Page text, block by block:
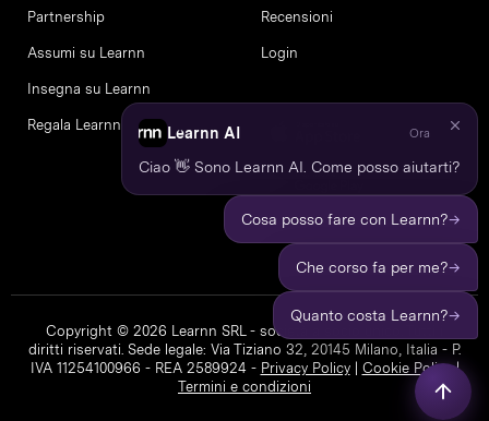
Partnership
Assumi su Learnn
Insegna su Learnn
Regala Learnn
Recensioni
Login
Copyright © 2026 Learnn SRL - società a socio unico. Tutti i
diritti riservati. Sede legale: Via Tiziano 32, 20145 Milano, Italia - P.
IVA 11254100966 - REA 2589924 - Privacy Policy| Cookie Policy|
Termini e condizioni
Learnn AI Ora
Ciao 👋 Sono Learnn AI. Come posso aiutarti?
Cosa posso fare con Learnn?→
Che corso fa per me?→
Quanto costa Learnn?→